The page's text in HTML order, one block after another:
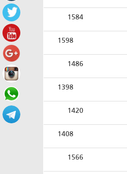
1584
1598
1486
1398
1420
1408
1566